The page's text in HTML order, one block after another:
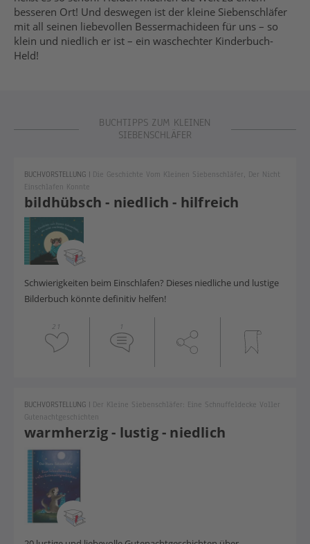
besseren Ort! Und deswegen ist der kleine Siebenschläfer
mit all seinen liebevollen Bessermachideen für uns – so
klein und niedlich er ist – ein waschechter Kinderbuch-
Held!
BUCHTIPPS ZUM KLEINEN
SIEBENSCHLÄFER
bildhübsch - niedlich - hilfreich
BUCHVORSTELLUNG | Die Geschichte Vom Kleinen Siebenschläfer, Der Nicht
Einschlafen Konnte
Schwierigkeiten beim Einschlafen? Dieses niedliche und lustige
Bilderbuch könnte definitiv helfen!
21 1
warmherzig - lustig - niedlich
BUCHVORSTELLUNG | Der Kleine Siebenschläfer: Eine Schnuffeldecke Voller
Gutenachtgeschichten